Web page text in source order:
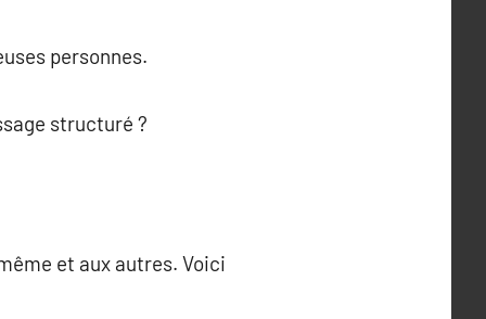
personnes.
structuré ?
et aux autres. Voici